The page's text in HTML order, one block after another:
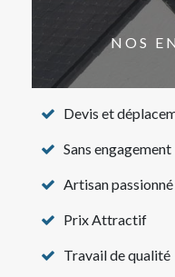
NOS
Devis et
Sans engagement
Artisan passionné
Prix Attractif
Travail de qualité